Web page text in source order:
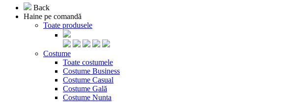
Back
Haine pe comandă
Toate produsele
Costume
Toate costumele
Costume Business
Costume Casual
Costume Gală
Costume Nunta